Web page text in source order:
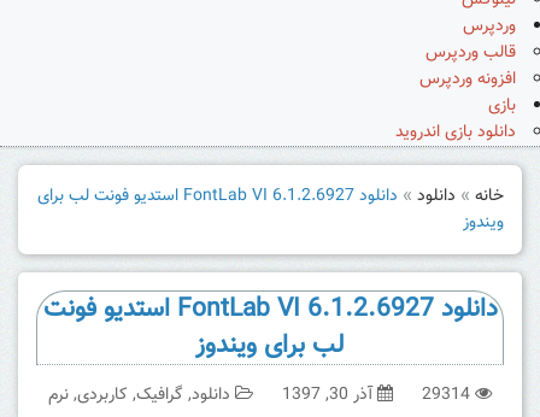
وردپرس
قالب وردپرس
افزونه وردپرس
بازی
دانلود بازی اندروید
خانه » دانلود »
دانلود FontLab VI 6.1.2.6927 استدیو فونت لب برای
ویندوز
دانلود FontLab VI 6.1.2.6927 استدیو فونت
لب برای ویندوز
29314 آذر 30, 1397 دانلود, گرافیک, کاربردی,نرم